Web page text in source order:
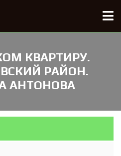
КВАРТИРУ.
РАЙОН.
АНТОНОВА